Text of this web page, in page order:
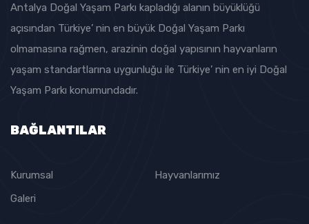
Antalya Doğal Yaşam Parkı kapladığı alanın büyüklüğü
açısından Türkiye’ nin en büyük Doğal Yaşam Parkı
olmamasına rağmen, arazinin doğal yapısının hayvanların
yaşam standartlarına uygunluğu ile Türkiye’ nin en iyi Doğal
Yaşam Parkı konumundadır.
BAĞLANTILAR
Kurumsal
Hayvanlarımız
Galeri